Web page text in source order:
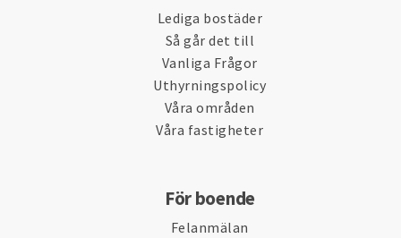
Lediga bostäder
Så går det till
Vanliga Frågor
Uthyrningspolicy
Våra områden
Våra fastigheter
För boende
Felanmälan